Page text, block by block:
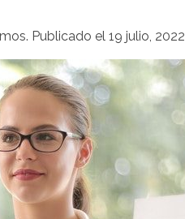
. Publicado el 19 julio, 2022